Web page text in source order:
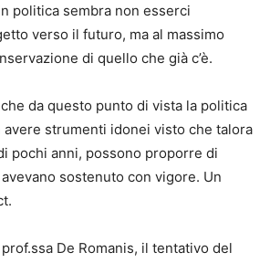
politica sembra non esserci
verso il futuro, ma al massimo
di quello che già c’è.
da questo punto di vista la politica
avere strumenti idonei visto che talora
pochi anni, possono proporre di
sostenuto con vigore. Un
De Romanis, il tentativo del